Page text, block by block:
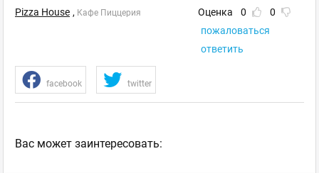
Pizza House , Кафе Пиццерия Оценка 0
0
пожаловаться
ответить
facebook twitter
Ваc может заинтересовать: